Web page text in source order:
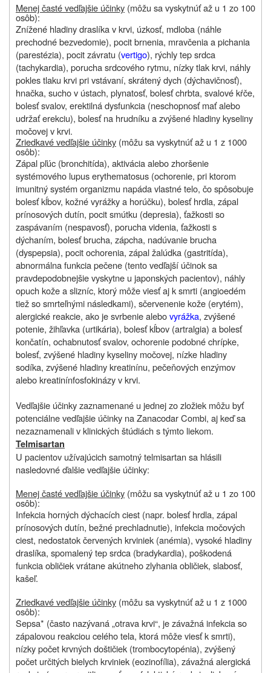
Menej časté vedľajšie účinky (môžu sa vyskytnúť až u 1 zo 100
osôb):
Znížené hladiny draslíka v krvi, úzkosť, mdloba (náhle
prechodné bezvedomie), pocit brnenia, mravčenia a pichania
(parestézia), pocit závratu (vertigo), rýchly tep srdca
(tachykardia), porucha srdcového rytmu, nízky tlak krvi, náhly
pokles tlaku krvi pri vstávaní, skrátený dych (dýchavičnosť),
hnačka, sucho v ústach, plynatosť, bolesť chrbta, svalové kŕče,
bolesť svalov, erektilná dysfunkcia (neschopnosť mať alebo
udržať erekciu), bolesť na hrudníku a zvýšené hladiny kyseliny
močovej v krvi.
Zriedkavé vedľajšie účinky (môžu sa vyskytnúť až u 1 z 1000
osôb):
Zápal pľúc (bronchitída), aktivácia alebo zhoršenie
systémového lupus erythematosus (ochorenie, pri ktorom
imunitný systém organizmu napáda vlastné telo, čo spôsobuje
bolesť kĺbov, kožné vyrážky a horúčku), bolesť hrdla, zápal
prínosových dutín, pocit smútku (depresia), ťažkosti so
zaspávaním (nespavosť), porucha videnia, ťažkosti s
dýchaním, bolesť brucha, zápcha, nadúvanie brucha
(dyspepsia), pocit ochorenia, zápal žalúdka (gastritída),
abnormálna funkcia pečene (tento vedľajší účinok sa
pravdepodobnejšie vyskytne u japonských pacientov), náhly
opuch kože a slizníc, ktorý môže viesť aj k smrti (angioedém
tiež so smrteľnými následkami), sčervenenie kože (erytém),
alergické reakcie, ako je svrbenie alebovyrážka, zvýšené
potenie, žihľavka (urtikária), bolesť kĺbov (artralgia) a bolesť
končatín, ochabnutosť svalov, ochorenie podobné chrípke,
bolesť, zvýšené hladiny kyseliny močovej, nízke hladiny
sodíka, zvýšené hladiny kreatinínu, pečeňových enzýmov
alebo kreatinínfosfokinázy v krvi.
Vedľajšie účinky zaznamenané u jednej zo zložiek môžu byť
potenciálne vedľajšie účinky na Zanacodar Combi, aj keď sa
nezaznamenali v klinických štúdiách s týmto liekom.
Telmisartan
U pacientov užívajúcich samotný telmisartan sa hlásili
nasledovné ďalšie vedľajšie účinky:
Menej časté vedľajšie účinky (môžu sa vyskytnúť až u 1 zo 100
osôb):
Infekcia horných dýchacích ciest (napr. bolesť hrdla, zápal
prínosových dutín, bežné prechladnutie), infekcia močových
ciest, nedostatok červených krviniek (anémia), vysoké hladiny
draslíka, spomalený tep srdca (bradykardia), poškodená
funkcia obličiek vrátane akútneho zlyhania obličiek, slabosť,
kašeľ.
Zriedkavé vedľajšie účinky (môžu sa vyskytnúť až u 1 z 1000
osôb):
Sepsa* (často nazývaná „otrava krvi“, je závažná infekcia so
zápalovou reakciou celého tela, ktorá môže viesť k smrti),
nízky počet krvných doštičiek (trombocytopénia), zvýšený
počet určitých bielych krviniek (eozinofília), závažná alergická